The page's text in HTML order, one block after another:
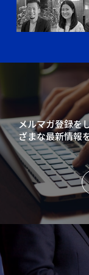
メルマガ登録を
ざまな最新情報